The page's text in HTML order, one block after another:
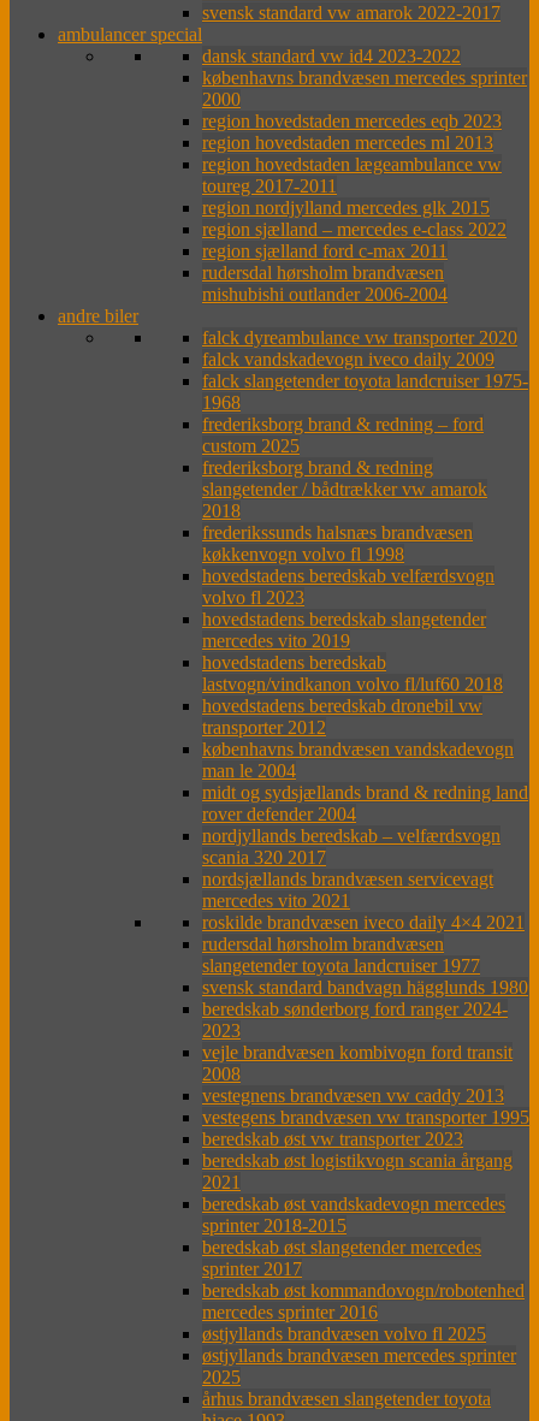
svensk standard vw amarok 2022-2017
ambulancer special
dansk standard vw id4 2023-2022
københavns brandvæsen mercedes sprinter
2000
region hovedstaden mercedes eqb 2023
region hovedstaden mercedes ml 2013
region hovedstaden lægeambulance vw
toureg 2017-2011
region nordjylland mercedes glk 2015
region sjælland – mercedes e-class 2022
region sjælland ford c-max 2011
rudersdal hørsholm brandvæsen
mishubishi outlander 2006-2004
andre biler
falck dyreambulance vw transporter 2020
falck vandskadevogn iveco daily 2009
falck slangetender toyota landcruiser 1975-
1968
frederiksborg brand & redning – ford
custom 2025
frederiksborg brand & redning
slangetender / bådtrækker vw amarok
2018
frederikssunds halsnæs brandvæsen
køkkenvogn volvo fl 1998
hovedstadens beredskab velfærdsvogn
volvo fl 2023
hovedstadens beredskab slangetender
mercedes vito 2019
hovedstadens beredskab
lastvogn/vindkanon volvo fl/luf60 2018
hovedstadens beredskab dronebil vw
transporter 2012
københavns brandvæsen vandskadevogn
man le 2004
midt og sydsjællands brand & redning land
rover defender 2004
nordjyllands beredskab – velfærdsvogn
scania 320 2017
nordsjællands brandvæsen servicevagt
mercedes vito 2021
roskilde brandvæsen iveco daily 4×4 2021
rudersdal hørsholm brandvæsen
slangetender toyota landcruiser 1977
svensk standard bandvagn hägglunds 1980
beredskab sønderborg ford ranger 2024-
2023
vejle brandvæsen kombivogn ford transit
2008
vestegnens brandvæsen vw caddy 2013
vestegens brandvæsen vw transporter 1995
beredskab øst vw transporter 2023
beredskab øst logistikvogn scania årgang
2021
beredskab øst vandskadevogn mercedes
sprinter 2018-2015
beredskab øst slangetender mercedes
sprinter 2017
beredskab øst kommandovogn/robotenhed
mercedes sprinter 2016
østjyllands brandvæsen volvo fl 2025
østjyllands brandvæsen mercedes sprinter
2025
århus brandvæsen slangetender toyota